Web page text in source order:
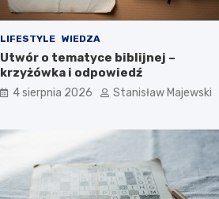
LIFESTYLE WIEDZA
Utwór o tematyce biblijnej –
krzyżówka i odpowiedź
4 sierpnia 2026 Stanisław Majewski